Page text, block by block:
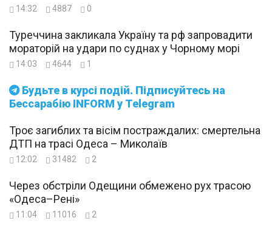
Будьте в курсі подій. Підписуйтесь на
Бессарабію INFORM у Telegram
14:32 4887 0
Туреччина закликала Україну та рф запровадити
мораторій на удари по суднах у Чорному морі
14:03 4644 1
Троє загиблих та вісім постраждалих: смертельна
ДТП на трасі Одеса – Миколаїв
12:02 31482 2
Через обстріли Одещини обмежено рух трасою
«Одеса–Рені»
11:04 11016 2